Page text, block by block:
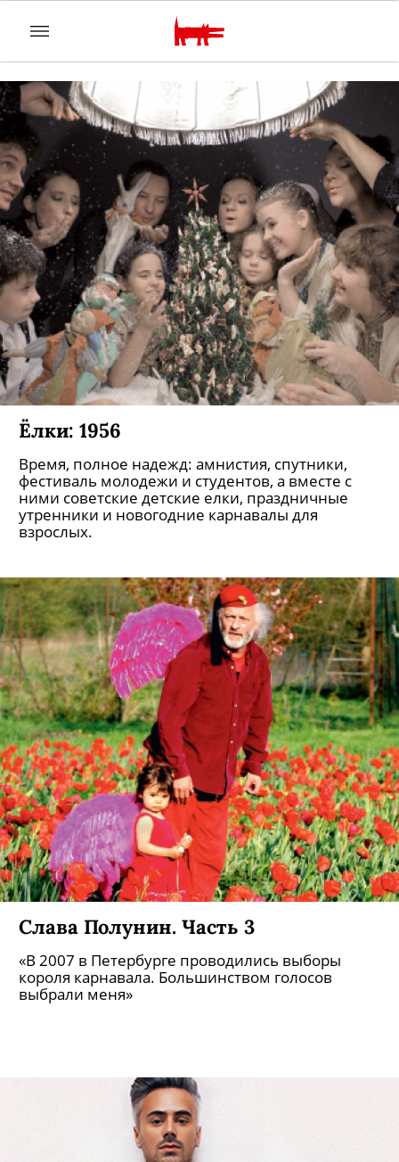
Ёлки: 1956
Время, полное надежд: амнистия, спутники,
фестиваль молодежи и студентов, а вместе с
ними советские детские елки, праздничные
утренники и новогодние карнавалы для
взрослых.